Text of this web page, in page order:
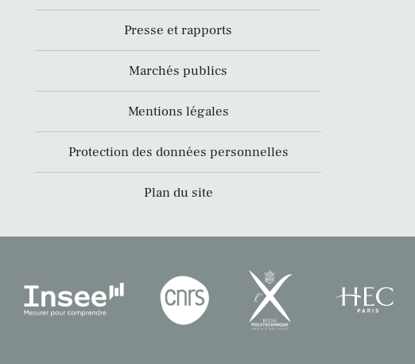
Presse et rapports
Marchés publics
Mentions légales
Protection des données personnelles
Plan du site